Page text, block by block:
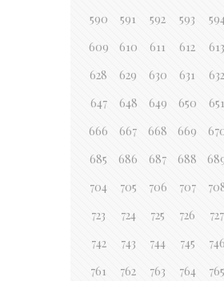
590
591 592 593 594
609
610 611 612 613
628
629 630 631 632
647
648 649 650 651
666
667 668 669
685
686 687 688
704
705 706 707
723
724 725 726 727
742
743 744 745 746
761
762 763 764 765